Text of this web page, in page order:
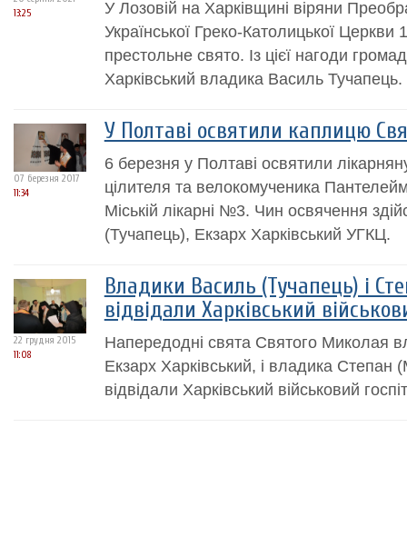
13:25
У Лозовій на Харківщині віряни
Української Греко-Католицької Церкви
престольне свято. Із цієї нагоди
Харківський владика Василь Тучапець.
07 березня 2017
11:34
У Полтаві освятили каплицю
6 березня у Полтаві освятили
цілителя та велокомученика
Міській лікарні №3. Чин освячення
(Тучапець), Екзарх Харківський УГКЦ.
22 грудня 2015
11:08
Владики Василь (Тучапець) і
відвідали Харківський
Напередодні свята Святого Миколая
Екзарх Харківський, і владика Степан
відвідали Харківський військовий